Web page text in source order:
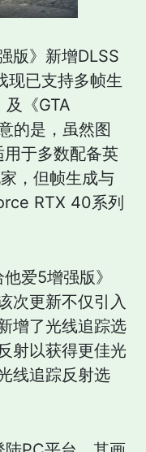
版》新增DLSS
现已支持多帧生
及《GTA
的是，虽然图
于多数配备英
，但帧生成与
RTX 40系列
爱5增强版》
次更新不仅引入
增了光线追踪选
射以获得更佳光
线追踪反射选